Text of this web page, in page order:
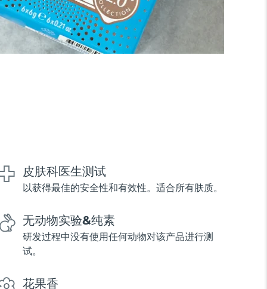
皮肤科医生测试
以获得最佳的安全性和有效性。适合所有肤质。
无动物实验&纯素
研发过程中没有使用任何动物对该产品进行测
试。
花果香